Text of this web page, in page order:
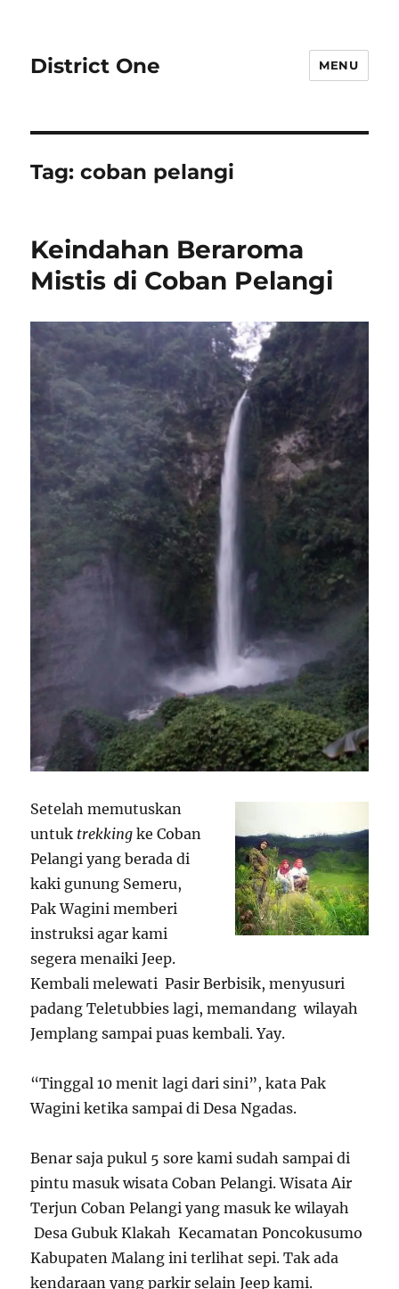
District One MENU
Tag:coban pelangi
Keindahan Beraroma
Mistis di Coban Pelangi
Setelah memutuskan
untuk trekking ke Coban
Pelangi yang berada di
kaki gunung Semeru,
Pak Wagini memberi
instruksi agar kami
segera menaiki Jeep.
Kembali melewati Pasir Berbisik, menyusuri
padang Teletubbies lagi, memandang wilayah
Jemplang sampai puas kembali. Yay.
“Tinggal 10 menit lagi dari sini”, kata Pak
Wagini ketika sampai di Desa Ngadas.
Benar saja pukul 5 sore kami sudah sampai di
pintu masuk wisata Coban Pelangi. Wisata Air
Terjun Coban Pelangi yang masuk ke wilayah
Desa Gubuk Klakah Kecamatan Poncokusumo
Kabupaten Malang ini terlihat sepi. Tak ada
kendaraan yang parkir selain Jeep kami.